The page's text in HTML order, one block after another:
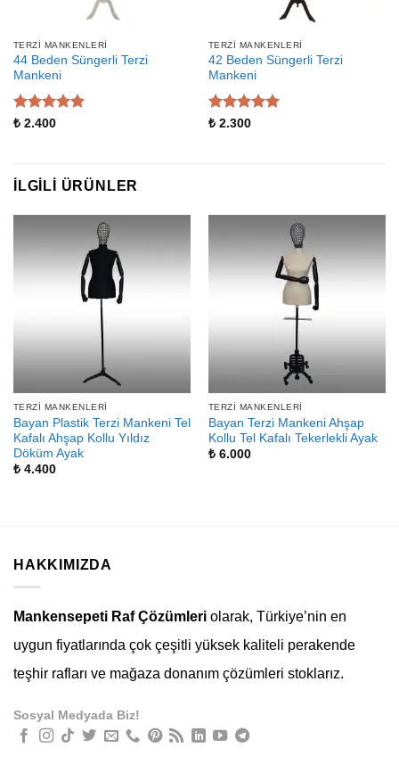
TERZI MANKENLERI
44 Beden Süngerli Terzi
Mankeni
5 üzerinden
₺2.400
TERZI MANKENLERI
42 Beden Süngerli Terzi
Mankeni
5 üzerinden
₺2.300
İLGILI ÜRÜNLER
TERZI MANKENLERI
Bayan Plastik Terzi Mankeni Tel
Kafalı Ahşap Kollu Yıldız
Döküm Ayak
₺4.400
TERZI MANKENLERI
Bayan Terzi Mankeni Ahşap
Kollu Tel Kafalı Tekerlekli Ayak
₺6.000
HAKKIMIZDA
Mankensepeti Raf Çözümleri olarak, Türkiye’nin en
uygun fiyatlarında çok çeşitli yüksek kaliteli perakende
teşhir rafları ve mağaza donanım çözümleri stoklarız.
Sosyal Medyada Biz!